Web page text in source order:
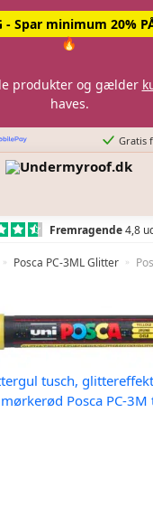
- Spar minimum 20%
🔥
produkter og gælder
haves.
Gratis
Fremragende4,8
» Posca PC-3ML Glitter »